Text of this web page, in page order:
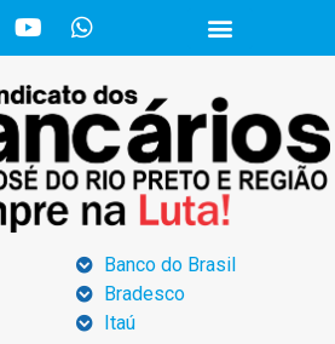
Banco do Brasil
Bradesco
Itaú